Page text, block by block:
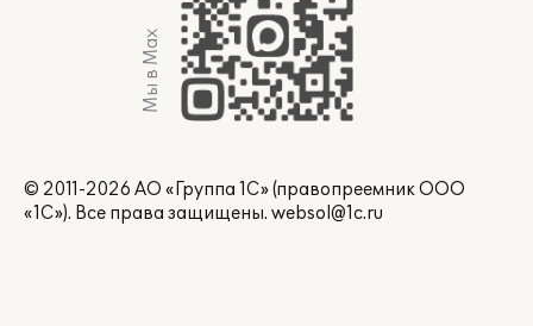
Мы в Max
© 2011-2026 АО «Группа 1С» (правопреемник ООО
«1С»). Все права защищены. websol@1c.ru